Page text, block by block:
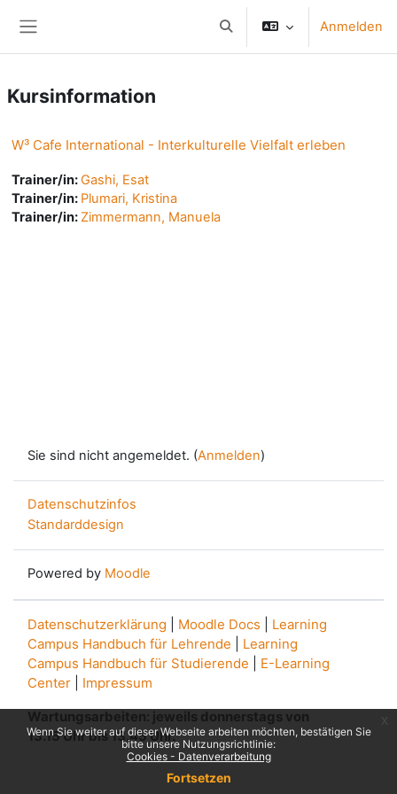
Wenn Sie weiter auf dieser Webseite arbeiten möchten, bestätigen Sie
bitte unsere Nutzungsrichtlinie:
Cookies - Datenverarbeitung
Fortsetzen
Sucheingabe umschalten
Anmelden
Kursinformation
W³ Cafe International - Interkulturelle Vielfalt erleben
Trainer/in:Gashi, Esat
Trainer/in: Plumari, Kristina
Trainer/in: Zimmermann, Manuela
Sie sind nicht angemeldet. (Anmelden)
Datenschutzinfos
Standarddesign
Powered by Moodle
Datenschutzerklärung Moodle Docs
Learning
Campus Handbuch für Lehrende
Learning
Campus Handbuch für Studierende
E-Learning
Center
Impressum
Wartungsarbeiten: jeweils donnerstags von
13.15 Uhr bis 13.45 Uhr.